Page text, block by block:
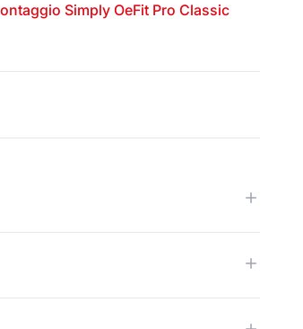
Simply OeFit Pro Classic